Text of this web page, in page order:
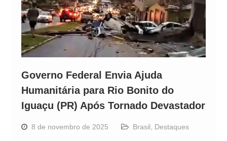
Governo Federal Envia Ajuda
Humanitária para Rio Bonito do
Iguaçu (PR) Após Tornado Devastador
8 de novembro de 2025 Brasil Destaques